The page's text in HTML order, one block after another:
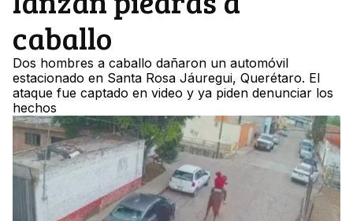
caballo
Dos hombres a caballo dañaron un automóvil
estacionado en Santa Rosa Jáuregui, Querétaro. El
ataque fue captado en video y ya piden denunciar los
hechos